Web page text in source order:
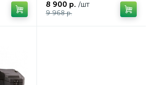
8 900 р. /шт
9 968 р.